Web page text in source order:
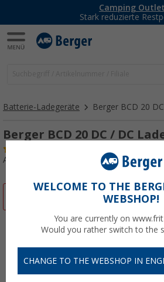
Camping
Stark reduzierte
Batterie-Ladegeräte Berger BCD 20
Berger BCD 20 DC / DC
Art.-Nr.: 653377
WELCOME TO THE
WEBSHOP!
You are currently on
Would you rather switch to the
CHANGE TO THE WEBSHOP IN